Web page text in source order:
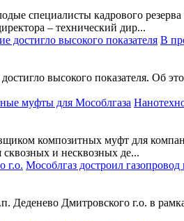
специалисты кадрового
– технический дир...
В
высокого показателя. Об
композитных муфт для
и несквозных де...
Мособлгаз достроил
Деденево Дмитровского г.о. в